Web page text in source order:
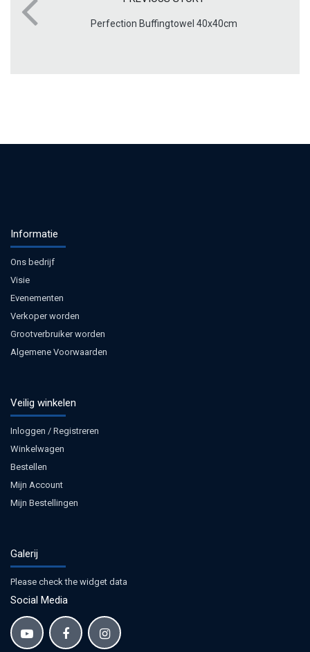
Perfection Buffingtowel 40x40cm
Informatie
Ons bedrijf
Visie
Evenementen
Verkoper worden
Grootverbruiker worden
Algemene Voorwaarden
Veilig winkelen
Inloggen / Registreren
Winkelwagen
Bestellen
Mijn Account
Mijn Bestellingen
Galerij
Please check the widget data
Social Media